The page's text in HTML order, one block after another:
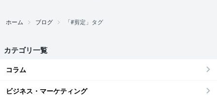
ホーム ブログ 「#剪定」タグ
カテゴリ一覧
コラム
ビジネス・マーケティング